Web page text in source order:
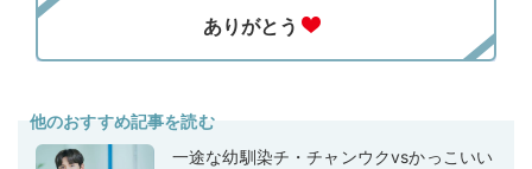
他のおすすめ記事を読む
一途な幼馴染チ・チャンウクvsかっこいい